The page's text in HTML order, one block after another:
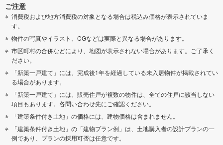
ご注意
消費税および地方消費税の対象となる場合は税込み価格が表示されていま
す。
物件の写真やイラスト、CGなどは実際と異なる場合があります。
市区町村の合併などにより、地図が表示されない場合があります。ご了承く
ださい。
「新築一戸建て」には、完成後1年を経過している未入居物件が掲載されてい
る場合があります。
「新築一戸建て」には、販売住戸が複数の物件は、全ての住戸に該当しない
項目もあります。各問い合わせ先にご確認ください。
「建築条件付き土地」の価格には、建物価格は含まれません。
「建築条件付き土地」の「建物プラン例」は、土地購入者の設計プランの一
例であり、プランの採用可否は任意です。